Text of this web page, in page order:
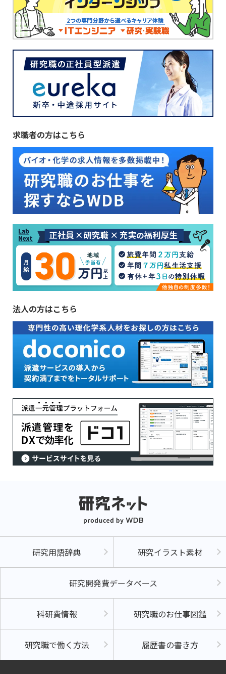
求職者の方はこちら
法人の方はこちら
研究用語辞典 研究イラスト素材
研究開発費データベース
科研費情報 研究職のお仕事図鑑
研究職で働く方法 履歴書の書き方